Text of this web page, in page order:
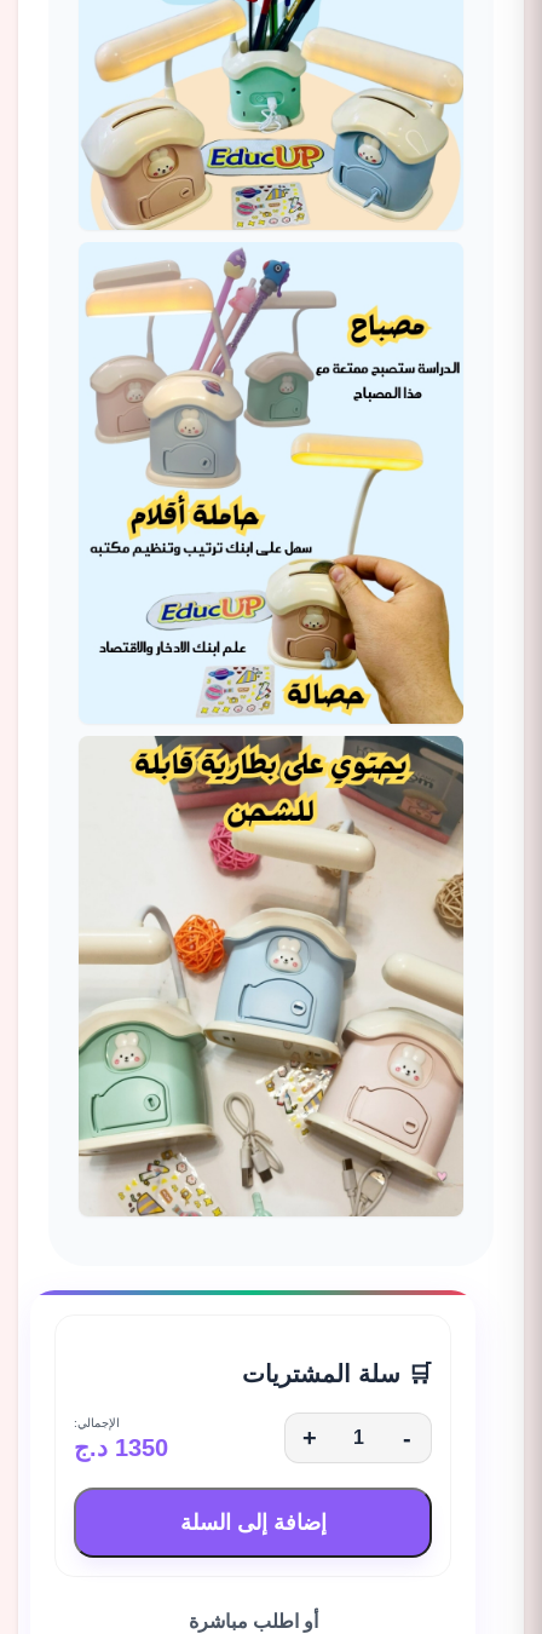
🛒 سلة المشتريات
-
+
الإجمالي:
1350 د.ج
إضافة إلى السلة
أو اطلب مباشرة